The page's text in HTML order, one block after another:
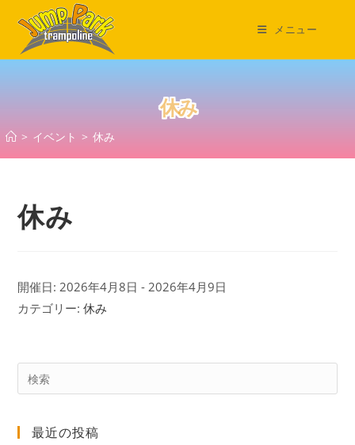
ス
メニュー
休み
> イベント > 休み
休み
開催日: 2026年4月8日 - 2026年4月9日
カテゴリー:休み
最近の投稿